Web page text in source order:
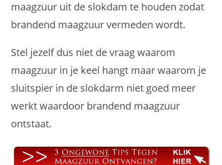
maagzuur uit de slokdam te houden zodat
brandend maagzuur vermeden wordt.
Stel jezelf dus niet de vraag waarom
maagzuur in je keel hangt maar waarom je
sluitspier in de slokdarm niet goed meer
werkt waardoor brandend maagzuur
ontstaat.